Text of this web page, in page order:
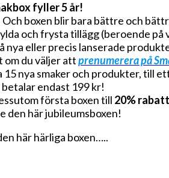
fyller 5 år!
boxen blir bara bättre och
och frysta tillägg (beroende på
nya eller precis lanserade
om du väljer attprenumerera på
nya smaker och produkter, till
endast 199 kr!
första boxen till 20% rabatt
den här jubileumsboxen!
här härliga boxen…..